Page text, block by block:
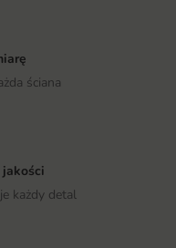
ściana
każdy detal